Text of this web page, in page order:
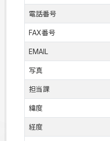
電話番号
FAX番号
EMAIL
写真
担当課
緯度
経度